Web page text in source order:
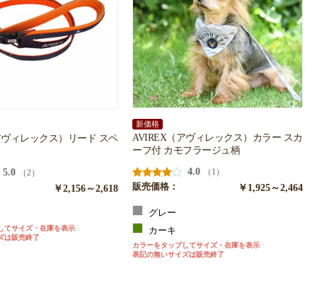
ィレックス）リード スペ
（2）
￥2,156～2,618
てサイズ・在庫を表示
は販売終了
新価格
AVIREX（アヴィレックス）カラー スカ
ーフ付 カモフラージュ柄
4.0
（1）
販売価格：
￥1,925～2,464
グレー
カーキ
カラーをタップしてサイズ・在庫を表示
表記の無いサイズは販売終了